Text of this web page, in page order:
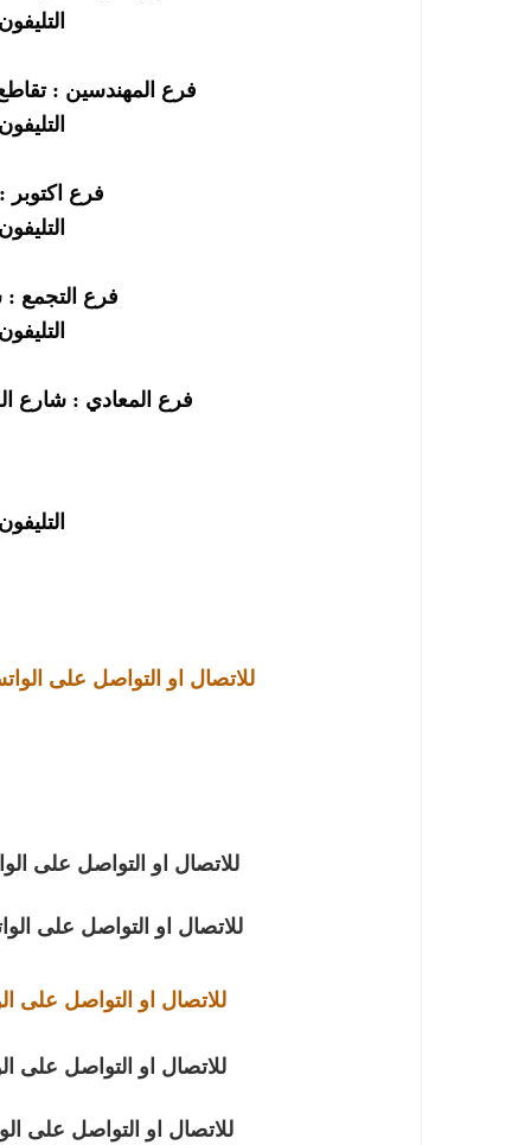
التليفون :
فرع المهندسين :
التليفون :
فرع اكتوبر
التليفون :
فرع التجمع :
التليفون :
فرع المعادي : شارع
التليفون :
للاتصال او التواصل على
للاتصال او التواصل على
للاتصال او التواصل على
للاتصال او التواصل على
للاتصال او التواصل على
للاتصال او التواصل على